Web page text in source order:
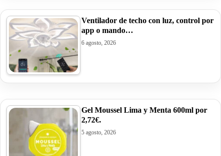
Ventilador de techo con luz, control por
app o mando…
6 agosto, 2026
Gel Moussel Lima y Menta 600ml por
2,72€.
5 agosto, 2026